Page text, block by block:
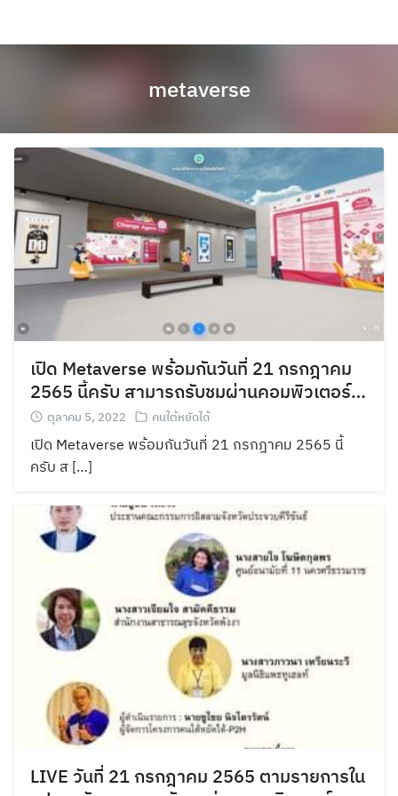
metaverse
เปิด Metaverse พร้อมกันวันที่ 21 กรกฎาคม
2565 นี้ครับ สามารถรับชมผ่านคอมพิวเตอร์…
ตุลาคม 5, 2022 คนใต้หยัดได้
เปิด Metaverse พร้อมกันวันที่ 21 กรกฎาคม 2565 นี้
ครับ ส […]
LIVE วันที่ 21 กรกฎาคม 2565 ตามรายการใน